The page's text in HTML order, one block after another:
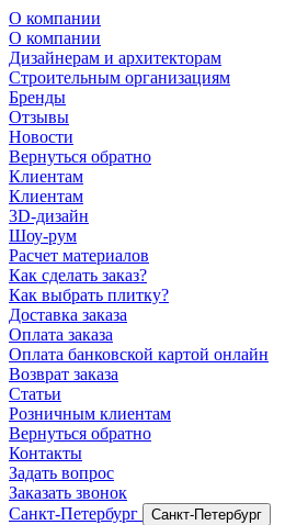
О компании
О компании
Дизайнерам и архитекторам
Строительным организациям
Бренды
Отзывы
Новости
Вернуться обратно
Клиентам
Клиентам
3D-дизайн
Шоу-рум
Расчет материалов
Как сделать заказ?
Как выбрать плитку?
Доставка заказа
Оплата заказа
Оплата банковской картой онлайн
Возврат заказа
Статьи
Розничным клиентам
Вернуться обратно
Контакты
Задать вопрос
Заказать звонок
Санкт-Петербург
Санкт-Петербург